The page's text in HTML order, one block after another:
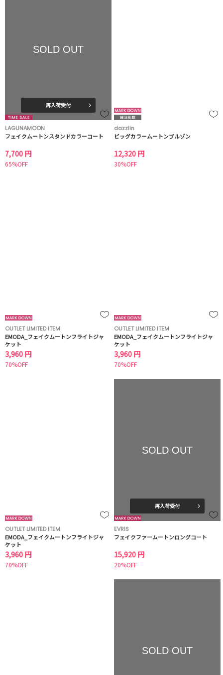
SOLD OUT
再入荷受付
LAGUNAMOON
フェイクムートンスタンドカラーコート
7,700 円
65%OFF
dazzlin
ビッグカラームートンブルゾン
12,320 円
30%OFF
OUTLET LIMITED ITEM
EMODA_フェイクムートンフライトジャ
ケット
3,960 円
70%OFF
OUTLET LIMITED ITEM
EMODA_フェイクムートンフライトジャ
ケット
3,960 円
70%OFF
OUTLET LIMITED ITEM
EMODA_フェイクムートンフライトジャ
ケット
3,960 円
70%OFF
SOLD OUT
再入荷受付
EVRIS
フェイクファームートンロングコート
15,920 円
20%OFF
SOLD OUT